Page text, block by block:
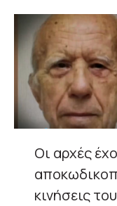
Οι αρχές
κινήσεις του